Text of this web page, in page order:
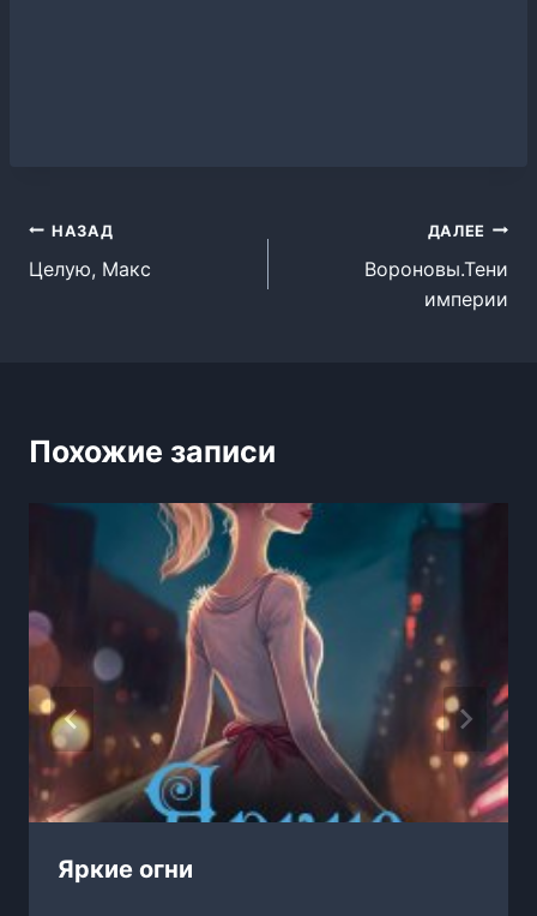
Навигация
по
НАЗАД
Целую, Макс
ДАЛЕЕ
Вороновы.Тени
империи
Похожие записи
Яркие огни